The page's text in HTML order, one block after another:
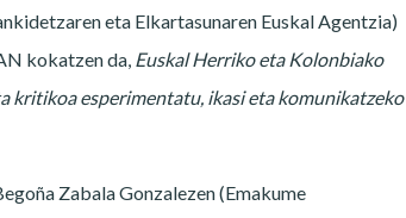
eta Elkartasunaren Euskal Agentzia)
kokatzen da, Euskal Herriko eta Kolonbiako
kritikoa esperimentatu, ikasi eta komunikatzeko
Zabala Gonzalezen (Emakume